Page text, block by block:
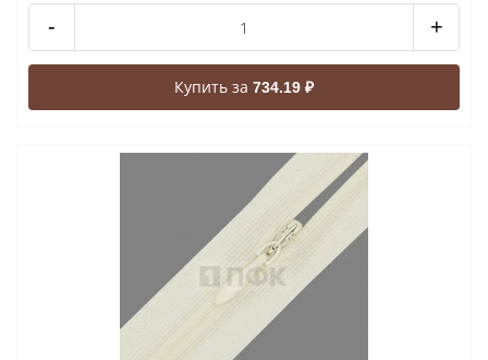
- +
Купить за 734.19 ₽